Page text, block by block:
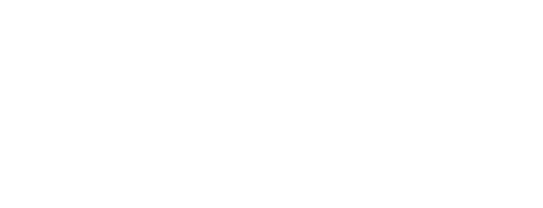
Atasay Jewelry, azienda per cui
video di loro due insieme durante
confermato, ma nemmeno